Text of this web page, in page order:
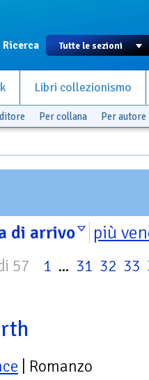
Ricerca
Libri collezionismo
Per collana Per autore
di arrivo più
57 1 ... 31 32 33
| Romanzo